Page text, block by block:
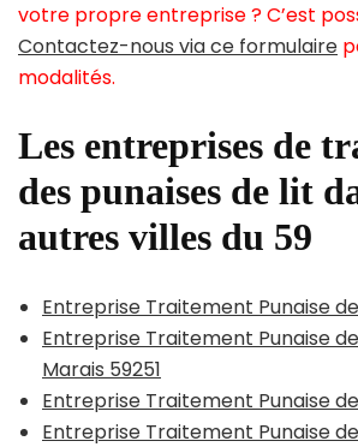
votre propre entreprise ? C’est
Contactez-nous via ce formulaire
modalités.
Les entreprises de
des punaises de lit
autres villes du 59
Entreprise Traitement Punaise
Entreprise Traitement Punaise
Marais 59251
Entreprise Traitement Punaise
Entreprise Traitement Punaise